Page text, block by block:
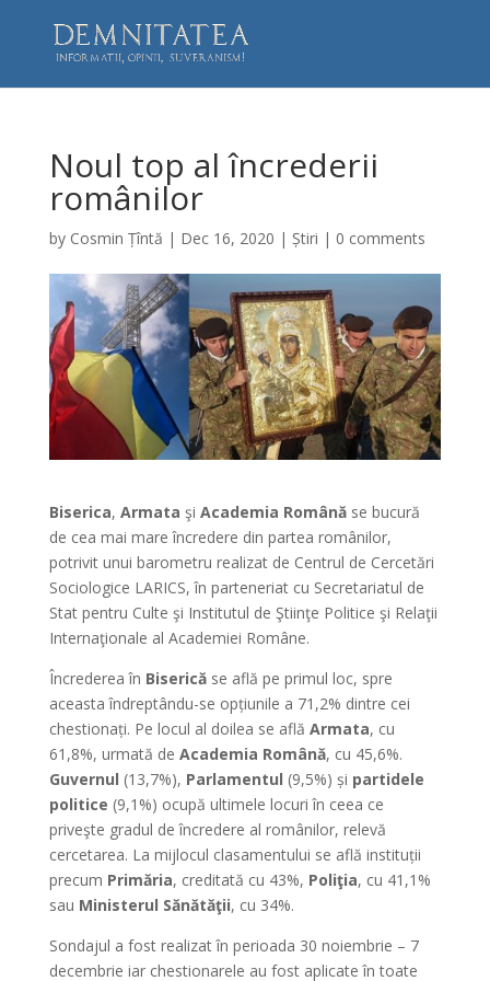
Noul top al încrederii
românilor
by Cosmin Țîntă | Dec 16, 2020 | Știri | 0 comments
Biserica, Armata şi Academia Românăse bucură
de cea mai mare încredere din partea românilor,
potrivit unui barometru realizat de Centrul de Cercetări
Sociologice LARICS, în parteneriat cu Secretariatul de
Stat pentru Culte şi Institutul de Ştiinţe Politice şi Relaţii
Internaţionale al Academiei Române.
Încrederea în Bisericăse află pe primul loc, spre
aceasta îndreptându-se opțiunile a 71,2% dintre cei
chestionați. Pe locul al doilea se află Armata, cu
61,8%, urmată de Academia Română, cu 45,6%.
Guvernul (13,7%), Parlamentul (9,5%) și partidele
politice (9,1%) ocupă ultimele locuri în ceea ce
priveşte gradul de încredere al românilor, relevă
cercetarea. La mijlocul clasamentului se află instituții
precum Primăria, creditată cu 43%, Poliţia, cu 41,1%
sau Ministerul Sănătăţii, cu 34%.
Sondajul a fost realizat în perioada 30 noiembrie – 7
decembrie iar chestionarele au fost aplicate în toate